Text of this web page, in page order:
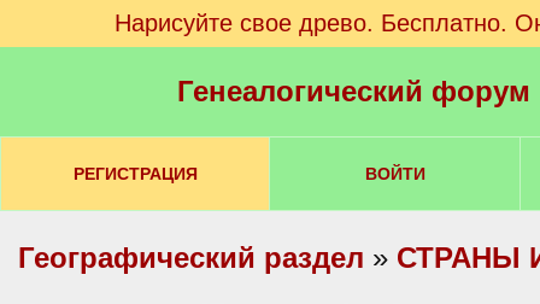
Нарисуйте свое древо. Бесплатно.
Генеалогический
РЕГИСТРАЦИЯ ВОЙТИ
Географический раздел » СТРАНЫ